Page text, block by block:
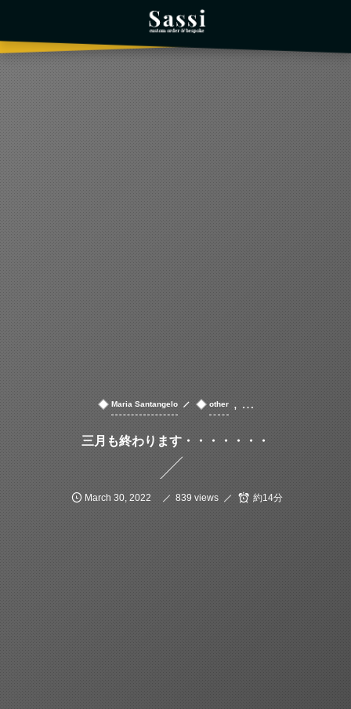
Maria Santangelo other , …
三月も終わります・・・・・・・
March 30, 2022 839 views 約14分